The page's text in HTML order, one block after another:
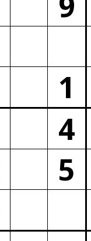
1
4
5